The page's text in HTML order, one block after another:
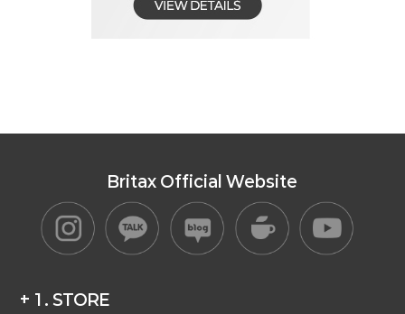
Britax Official Website
+ 1. STORE